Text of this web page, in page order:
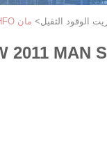
الوقود الثقيل> مان HFO مولد 34.4 MW 2011 MAN STX الجديد 18V32/40 HFO Genset